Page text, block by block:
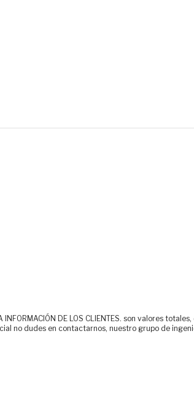
INFORMACIÓN DE LOS CLIENTES. son valores
no dudes en contactarnos, nuestro grupo de